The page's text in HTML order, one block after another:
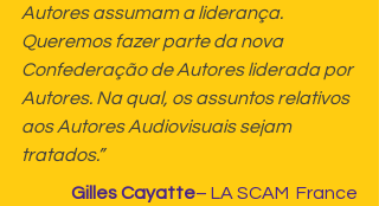
Autores assumam a liderança.
Queremos fazer parte da nova
Confederação de Autores liderada por
Autores. Na qual, os assuntos relativos
aos Autores Audiovisuais sejam
tratados.”
Gilles Cayatte– LA SCAM  France